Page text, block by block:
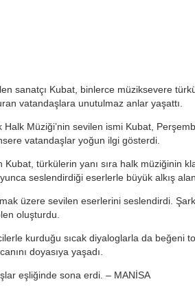
sanatçı Kubat, binlerce müziksevere
vatandaşlara unutulmaz anlar yaşattı.
Müziği’nin sevilen ismi Kubat,
vatandaşlar yoğun ilgi gösterdi.
türkülerin yanı sıra halk müziğinin
seslendirdiği eserlerle büyük alkış
üzere sevilen eserlerini seslendirdi.
oluşturdu.
kurduğu sıcak diyaloglarla da beğeni
doyasıya yaşadı.
eşliğinde sona erdi. – MANİSA